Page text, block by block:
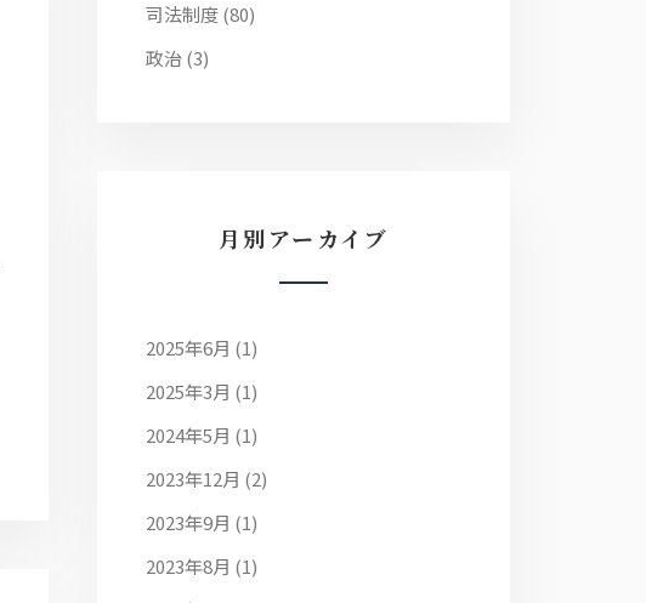
司法制度(80)
政治(3)
月別アーカイブ
2025年6月 (1)
2025年3月 (1)
2024年5月 (1)
2023年12月 (2)
2023年9月 (1)
2023年8月 (1)